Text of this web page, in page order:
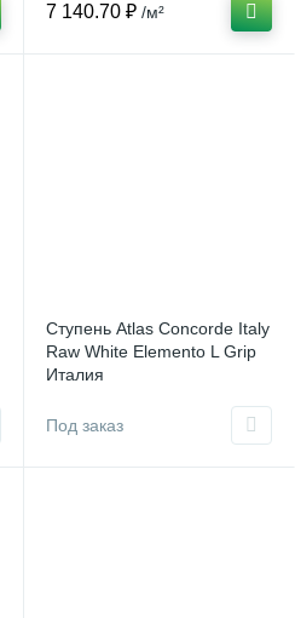
7 140.70 ₽ /м²
Ступень Atlas Concorde Italy
Raw White Elemento L Grip
Италия
Под заказ